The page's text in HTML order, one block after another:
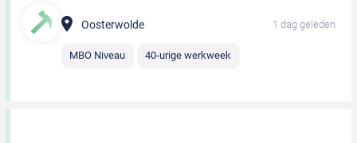
Oosterwolde 1 dag geleden
MBO Niveau 40-urige werkweek